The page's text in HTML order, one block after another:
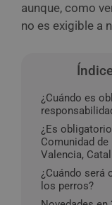
aunque, como
no es exigible a
¿Cuándo es
¿Es
Comunidad
Valencia,
¿Cuándo será
los perros?